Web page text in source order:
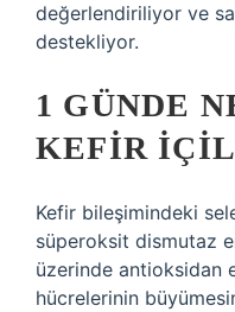
değerlendiriliyor ve
destekliyor.
1 GÜNDE
KEFIR
Kefir bileşimindeki
süperoksit dismutaz
üzerinde antioksidan
hücrelerinin